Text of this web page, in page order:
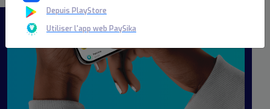
Depuis PlayStore
Utiliser l'app web PaySika